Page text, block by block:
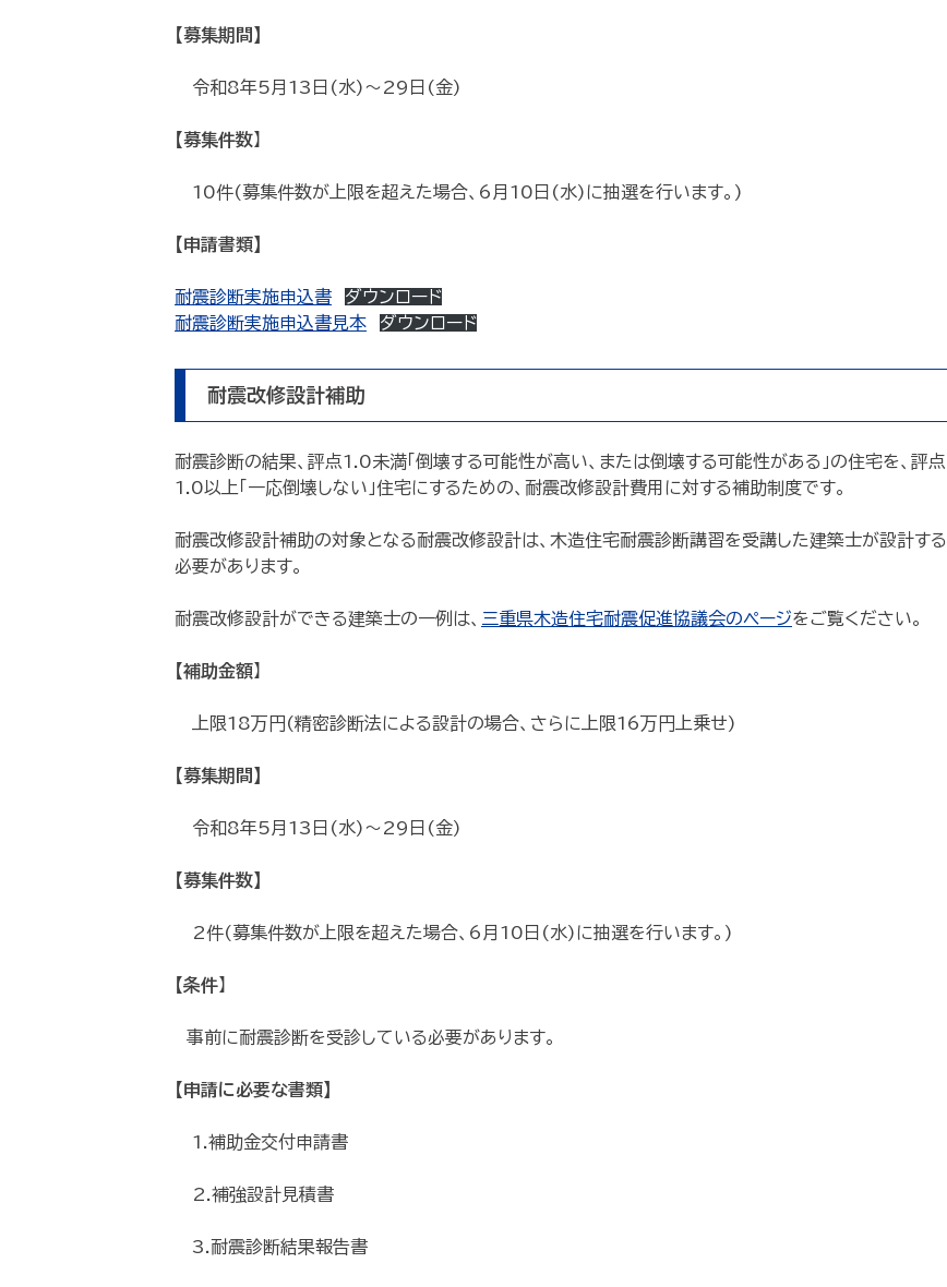
【募集期間】
令和8年5月13日(水)～29日(金)
【募集件数】
10件(募集件数が上限を超えた場合、6月10日(水)に抽選を行います。)
【申請書類】
耐震診断実施申込書
ダウンロード
耐震診断実施申込書見本
ダウンロード
耐震改修設計補助
耐震診断の結果、評点1.0未満「倒壊する可能性が高い、または倒壊する可能性がある」の住宅を、評点
1.0以上「一応倒壊しない」住宅にするための、耐震改修設計費用に対する補助制度です。
耐震改修設計補助の対象となる耐震改修設計は、木造住宅耐震診断講習を受講した建築士が設計する
必要があります。
耐震改修設計ができる建築士の一例は、 三重県木造住宅耐震促進協議会のページをご覧ください。
【補助金額】
上限18万円(精密診断法による設計の場合、さらに上限16万円上乗せ)
【募集期間】
令和8年5月13日(水)〜29日(金)
【募集件数】
2件(募集件数が上限を超えた場合、6月10日(水)に抽選を行います。)
【条件】
事前に耐震診断を受診している必要があります。
【申請に必要な書類】
1.補助金交付申請書
2.補強設計見積書
3.耐震診断結果報告書